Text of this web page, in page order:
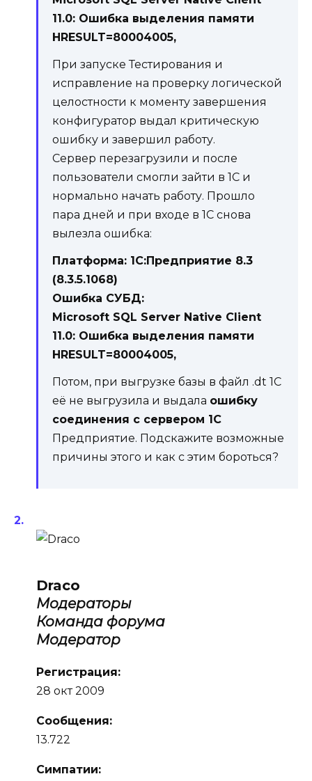
11.0: Ошибка выделения памяти
HRESULT=80004005,
При запуске Тестирования и
исправление на проверку логической
целостности к моменту завершения
конфигуратор выдал критическую
ошибку и завершил работу.
Сервер перезагрузили и после
пользователи смогли зайти в 1С и
нормально начать работу. Прошло
пара дней и при входе в 1С снова
вылезла ошибка:
Платформа: 1С:Предприятие 8.3
(8.3.5.1068)
Ошибка СУБД:
Microsoft SQL Server Native Client
11.0: Ошибка выделения памяти
HRESULT=80004005,
Потом, при выгрузке базы в файл .dt 1С
её не выгрузила и выдала ошибку
соединения с сервером 1С
Предприятие. Подскажите возможные
причины этого и как с этим бороться?
Draco
Модераторы
Команда форума
Модератор
Регистрация:
28 окт 2009
Сообщения:
13.722
Симпатии: